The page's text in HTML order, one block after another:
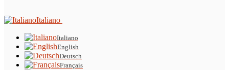
Italiano
Italiano
English
Deutsch
Français